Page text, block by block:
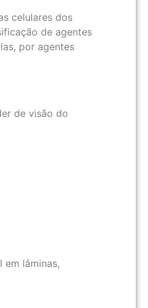
celulares dos
de agentes
por agentes
de visão do
lâminas,